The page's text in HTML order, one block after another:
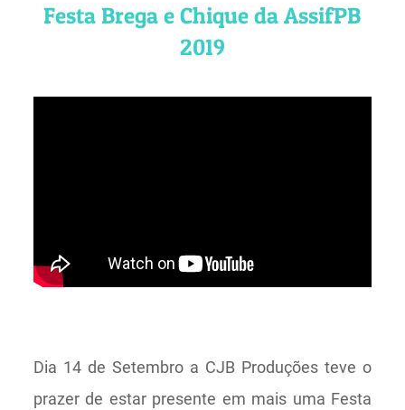
Festa Brega e Chique da AssifPB
2019
Dia 14 de Setembro a CJB Produções teve o
prazer de estar presente em mais uma Festa